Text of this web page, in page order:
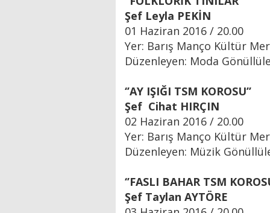
Şef Leyla PEKİN
01 Haziran 2016 / 20.00
Yer: Barış Manço Kültür
Düzenleyen: Moda
‘’AY IŞIĞI TSM KOROSU’’
Şef Cihat HIRÇIN
02 Haziran 2016 / 20.00
Yer: Barış Manço Kültür
Düzenleyen: Müzik
‘’FASLI BAHAR TSM
Şef Taylan AYTÖRE